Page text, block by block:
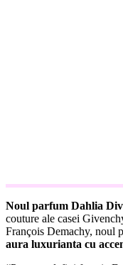
Noul parfum Dahlia
couture ale casei
François Demachy, noul
aura luxurianta cu